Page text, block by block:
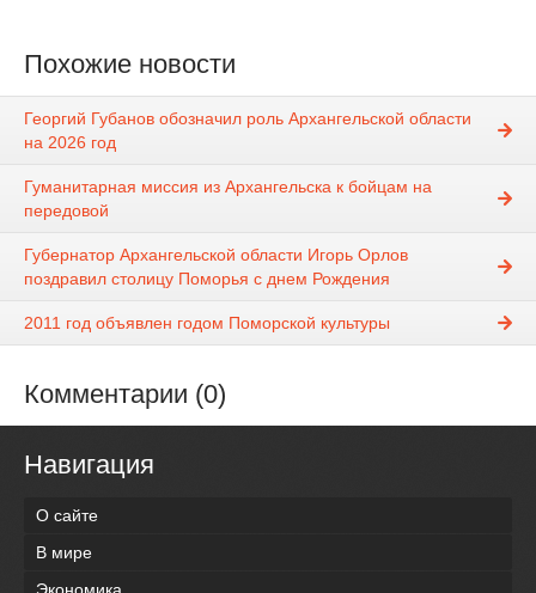
Похожие новости
Георгий Губанов обозначил роль Архангельской области
на 2026 год
Гуманитарная миссия из Архангельска к бойцам на
передовой
Губернатор Архангельской области Игорь Орлов
поздравил столицу Поморья с днем Рождения
2011 год объявлен годом Поморской культуры
Комментарии (0)
Навигация
О сайте
В мире
Экономика